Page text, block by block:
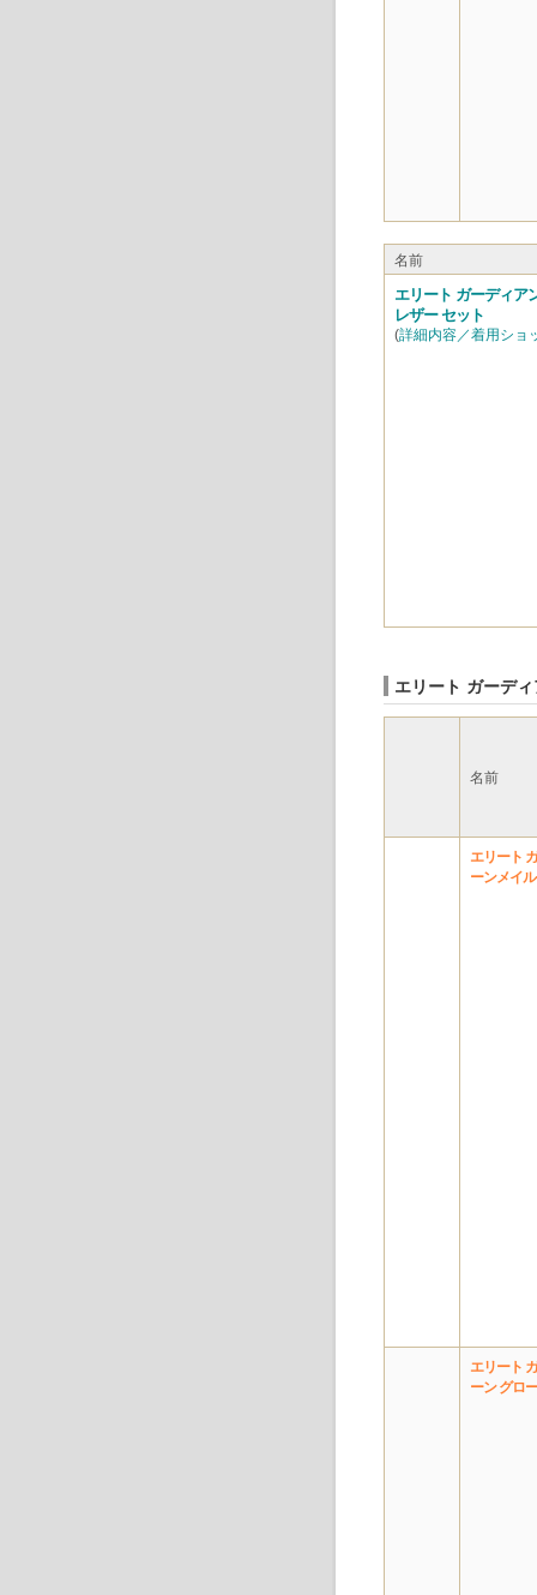
名前
エリート ガーディア
レザー セット
(詳細内容／着用ショ
エリート ガーデ
名前
エリート
ーンメイル
エリート
ーン グロ